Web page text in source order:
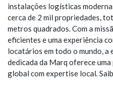
instalações logísticas
cerca de 2 mil propriedades,
metros quadrados. Com a
eficientes e uma experiência
locatários em todo o mundo, a
dedicada da Marq oferece
global com expertise local.